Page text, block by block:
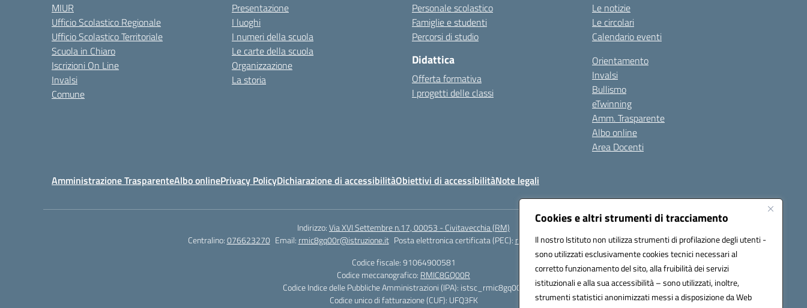
Cookies e altri strumenti di tracciamento
Il nostro Istituto non utilizza strumenti di profilazione degli utenti -
sono utilizzati esclusivamente cookies tecnici necessari al
corretto funzionamento del sito, alla fruibilità dei servizi
istituzionali e alla sua accessibilità – sono utilizzati, inoltre,
strumenti statistici anonimizzati messi a disposizione da Web
MIUR
Ufficio Scolastico Regionale
Ufficio Scolastico Territoriale
Scuola in Chiaro
Iscrizioni On Line
Invalsi
Comune
Presentazione
I luoghi
I numeri della scuola
Le carte della scuola
Organizzazione
La storia
Personale scolastico
Famiglie e studenti
Percorsi di studio
Didattica
Offerta formativa
I progetti delle classi
Le notizie
Le circolari
Calendario eventi
Orientamento
Invalsi
Bullismo
eTwinning
Amm. Trasparente
Albo online
Area Docenti
Amministrazione TrasparenteAlbo onlinePrivacy PolicyDichiarazione di accessibilitàObiettivi di accessibilitàNote legali
Indirizzo:Via XVI Settembre n.17, 00053 - Civitavecchia (RM)
Centralino:076623270 Email: rmic8gq00r@istruzione.it Posta elettronica certificata (PEC): rmic8gq00r@pec.istruzione.it
Codice fiscale: 91064900581
Codice meccanografico: RMIC8GQ00R
Codice Indice delle Pubbliche Amministrazioni (IPA): istsc_rmic8gq00r
Codice unico di fatturazione (CUF): UFQ3FK